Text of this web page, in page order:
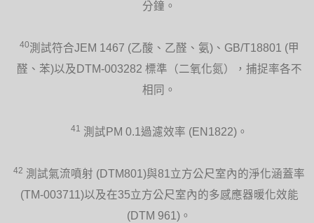
分鐘。
40測試符合JEM 1467 (乙酸、乙醛、氨)、GB/T18801 (甲
醛、苯)以及DTM-003282 標準（二氧化氮），捕捉率各不
相同。
41 測試PM 0.1過濾效率 (EN1822)。
42 測試氣流噴射 (DTM801)與81立方公尺室內的淨化涵蓋率
(TM-003711)以及在35立方公尺室內的多感應器暖化效能
(DTM 961)。